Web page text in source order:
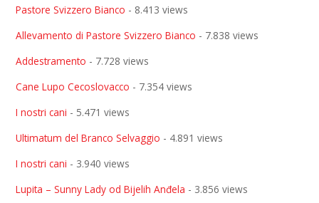
Pastore Svizzero Bianco - 8.413 views
Allevamento di Pastore Svizzero Bianco - 7.838 views
Addestramento - 7.728 views
Cane Lupo Cecoslovacco - 7.354 views
I nostri cani - 5.471 views
Ultimatum del Branco Selvaggio - 4.891 views
I nostri cani - 3.940 views
Lupita – Sunny Lady od Bijelih Anđela - 3.856 views